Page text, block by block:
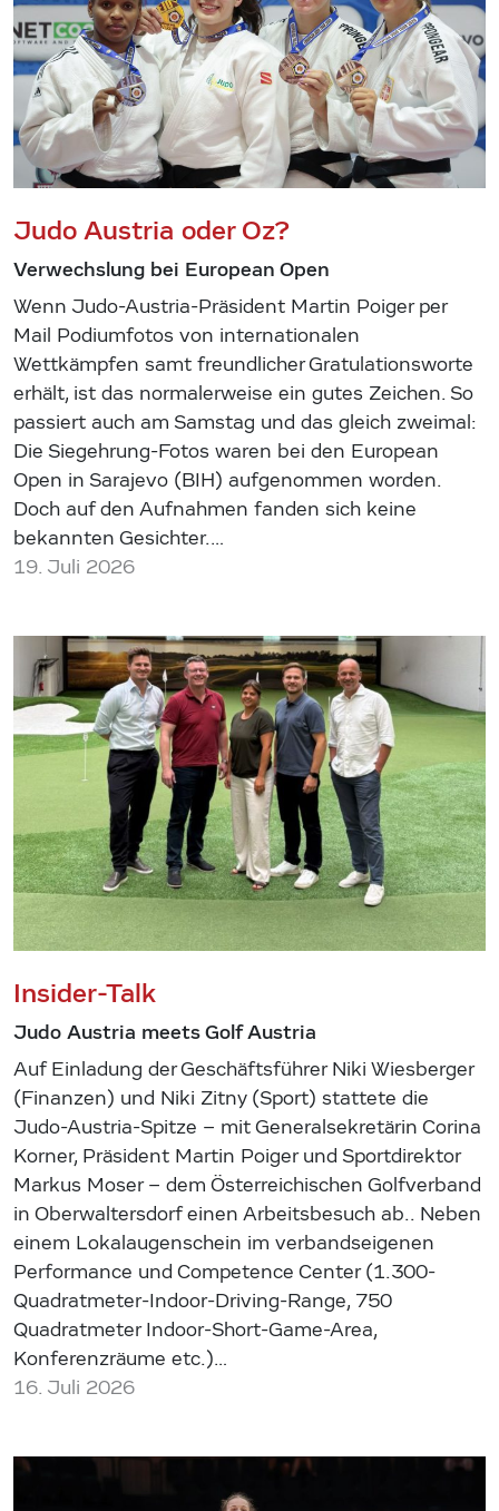
Judo Austria oder Oz?
Verwechslung bei European Open
Wenn Judo-Austria-Präsident Martin Poiger per
Mail Podiumfotos von internationalen
Wettkämpfen samt freundlicher Gratulationsworte
erhält, ist das normalerweise ein gutes Zeichen. So
passiert auch am Samstag und das gleich zweimal:
Die Siegehrung-Fotos waren bei den European
Open in Sarajevo (BIH) aufgenommen worden.
Doch auf den Aufnahmen fanden sich keine
bekannten Gesichter.…
19. Juli 2026
Insider-Talk
Judo Austria meets Golf Austria
Auf Einladung der Geschäftsführer Niki Wiesberger
(Finanzen) und Niki Zitny (Sport) stattete die
Judo-Austria-Spitze – mit Generalsekretärin Corina
Korner, Präsident Martin Poiger und Sportdirektor
Markus Moser – dem Österreichischen Golfverband
in Oberwaltersdorf einen Arbeitsbesuch ab.. Neben
einem Lokalaugenschein im verbandseigenen
Performance und Competence Center (1.300-
Quadratmeter-Indoor-Driving-Range, 750
Quadratmeter Indoor-Short-Game-Area,
Konferenzräume etc.)…
16. Juli 2026